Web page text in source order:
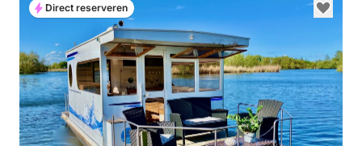
Direct reserveren